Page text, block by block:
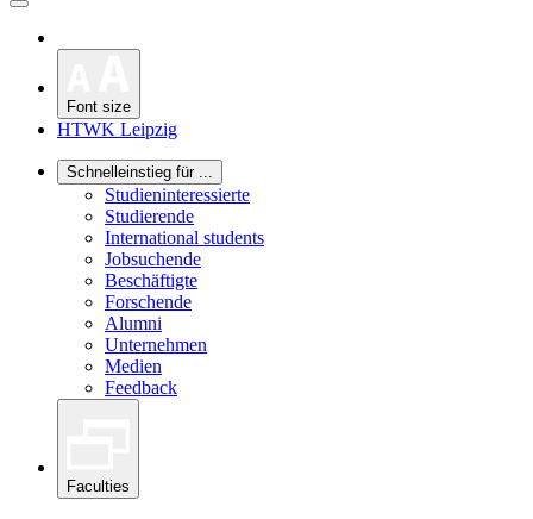
Font size
HTWK Leipzig
Schnelleinstieg für ...
Studieninteressierte
Studierende
International students
Jobsuchende
Beschäftigte
Forschende
Alumni
Unternehmen
Medien
Feedback
Faculties